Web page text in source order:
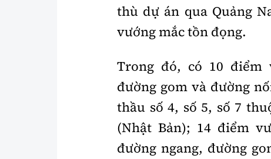
thù dự án qua Quảng
vướng mắc tồn đọng.
Trong đó, có 10 điểm
đường gom và đường
thầu số 4, số 5, số 7
(Nhật Bản); 14 điểm
đường ngang, đường